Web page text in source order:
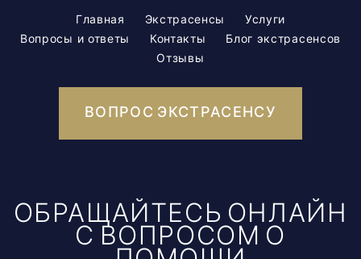
Главная Экстрасенсы
Услуги
Вопросы и ответы
Контакты
Блог экстрасенсов
Отзывы
ВОПРОС ЭКСТРАСЕНСУ
ОБРАЩАЙТЕСЬ ОНЛАЙН
С ВОПРОСОМ О